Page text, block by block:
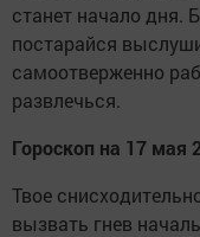
станет начало дня.
постарайся
самоотверженно
развлечься.
Гороскоп на 17 мая
Твое
вызвать гнев